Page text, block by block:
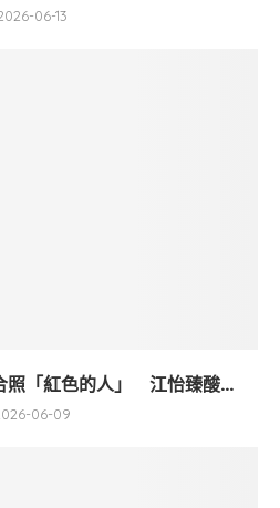
06-13
照「紅色的人」 江怡臻酸...
06-09